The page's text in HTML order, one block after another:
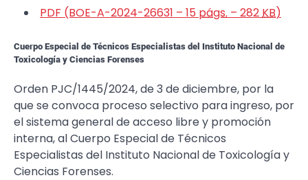
PDF (BOE-A-2024-26631 – 15 págs. – 282KB)
Cuerpo Especial de Técnicos Especialistas del Instituto Nacional de
Toxicología y Ciencias Forenses
Orden PJC/1445/2024, de 3 de diciembre, por la
que se convoca proceso selectivo para ingreso, por
el sistema general de acceso libre y promoción
interna, al Cuerpo Especial de Técnicos
Especialistas del Instituto Nacional de Toxicología y
Ciencias Forenses.